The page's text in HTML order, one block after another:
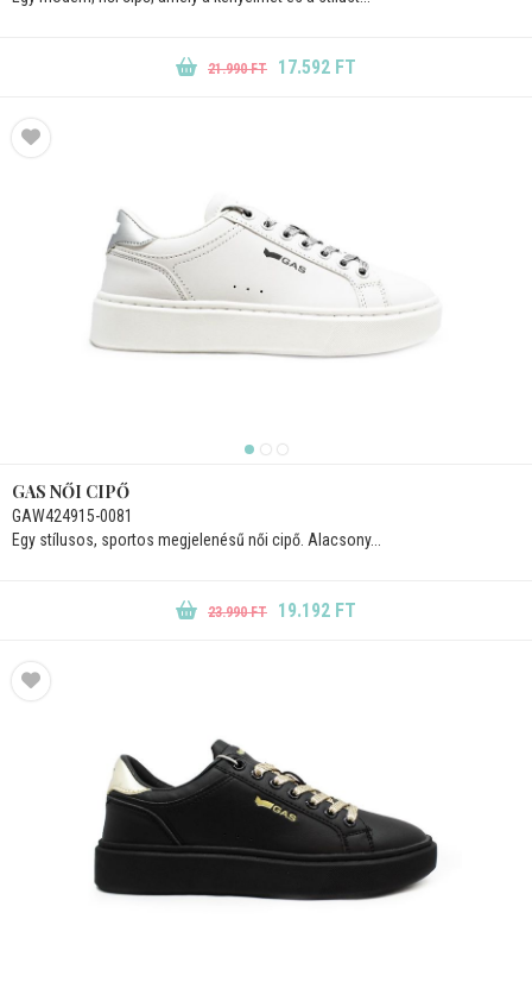
21.990 FT 17.592 FT
GAS NŐI CIPŐ
GAW424915-0081
Egy stílusos, sportos megjelenésű női cipő. Alacsony...
23.990 FT 19.192 FT